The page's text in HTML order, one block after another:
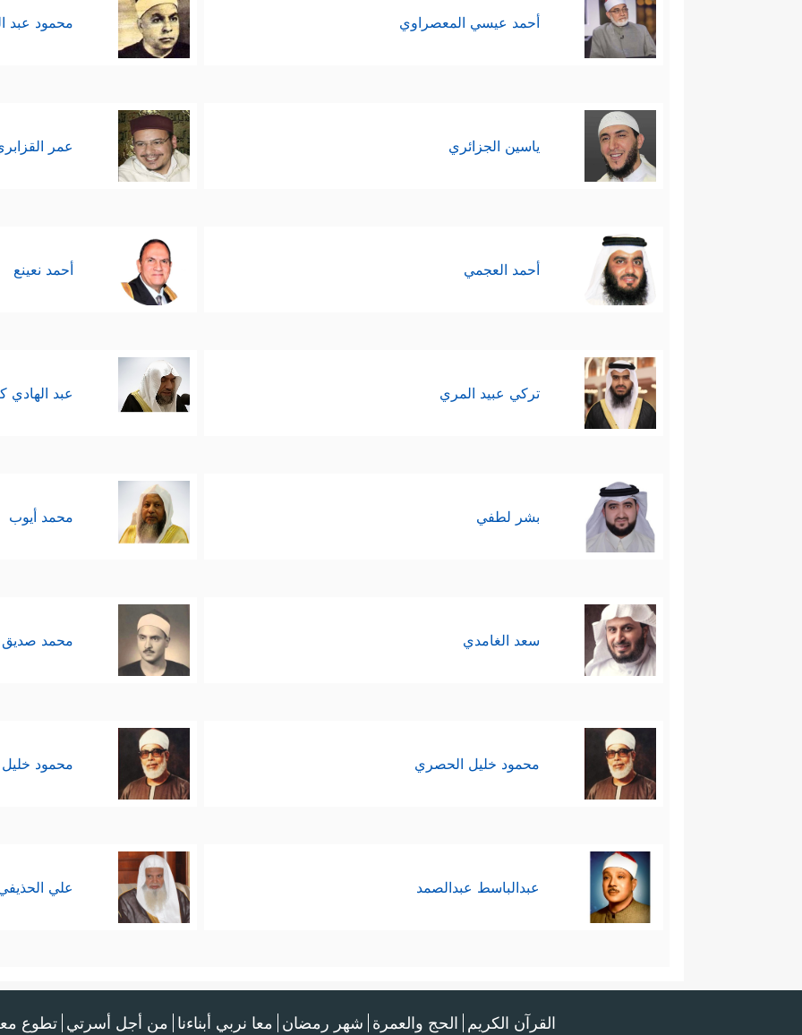
أحمد عيسي المعصراوي محمود عبد
ياسين الجزائري عمر
أحمد العجمي أحمد نعينع
تركي عبيد المري عبد الهادي
بشر لطفي محمد أيوب
سعد الغامدي محمد صديق
محمود خليل الحصري محمود
عبدالباسط عبدالصمد علي
القرآن الكريم الحج والعمرة شهر رمضان معا نربي أبناءنا من أجل أسرتي تطوع